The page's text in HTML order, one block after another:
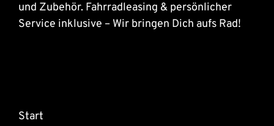
und Zubehör. Fahrradleasing & persönlicher
Service inklusive – Wir bringen Dich aufs Rad!
Start